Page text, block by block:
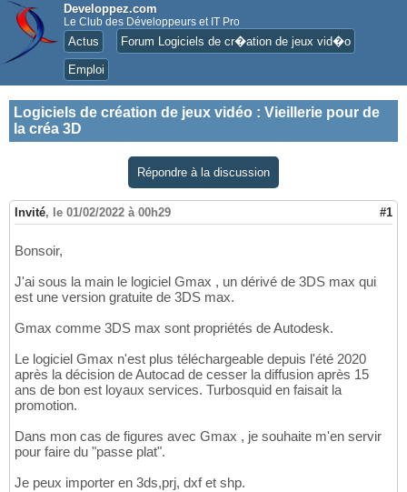
Developpez.com
Le Club des Développeurs et IT Pro
Actus Forum Logiciels de cr�ation de jeux vid�o
Emploi
Logiciels de création de jeux vidéo : Vieillerie pour de
la créa 3D
Répondre à la discussion
Invité, le 01/02/2022 à 00h29 #1
Bonsoir,
J'ai sous la main le logiciel Gmax , un dérivé de 3DS max qui
est une version gratuite de 3DS max.
Gmax comme 3DS max sont propriétés de Autodesk.
Le logiciel Gmax n'est plus téléchargeable depuis l'été 2020
après la décision de Autocad de cesser la diffusion après 15
ans de bon est loyaux services. Turbosquid en faisait la
promotion.
Dans mon cas de figures avec Gmax , je souhaite m'en servir
pour faire du "passe plat".
Je peux importer en 3ds,prj, dxf et shp.